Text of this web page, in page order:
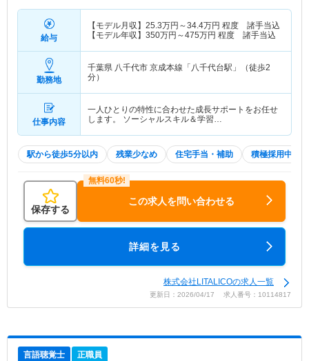
給与
【モデル月収】 25.3万円～34.4万円 程度 諸手当込
【モデル年収】 350万円～475万円 程度 諸手当込
勤務地
千葉県 八千代市 京成本線「八千代台駅」（徒歩2
分）
仕事内容
一人ひとりの特性に合わせた成長サポートをお任せ
します。 ソーシャルスキル＆学習…
駅から徒歩5分以内 残業少なめ 住宅手当・補助 積極採用中
保存する
この求人を問い合わせる
詳細を見る
株式会社LITALICOの求人一覧
更新日：2026/04/17 求人番号：10114817
言語聴覚士 正職員